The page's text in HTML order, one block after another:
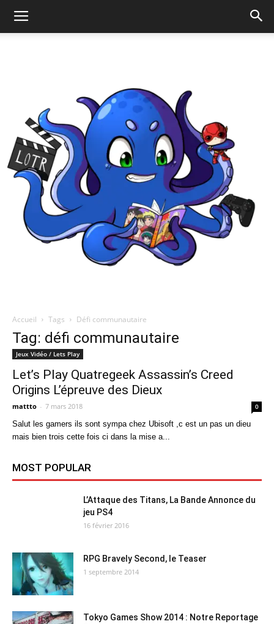
Quatregeek
Accueil Tags Défi communautaire
Tag: défi communautaire
Jeux Vidéo / Lets Play
Let’s Play Quatregeek Assassin’s Creed
Origins L’épreuve des Dieux
mattto - 7 mars 2018 0
Salut les gamers ils sont sympa chez Ubisoft ,c est un pas un dieu
mais bien trois cette fois ci dans la mise a...
MOST POPULAR
L’Attaque des Titans, La Bande Annonce du
jeu PS4
16 février 2016
RPG Bravely Second, le Teaser
1 septembre 2014
Tokyo Games Show 2014 : Notre Reportage